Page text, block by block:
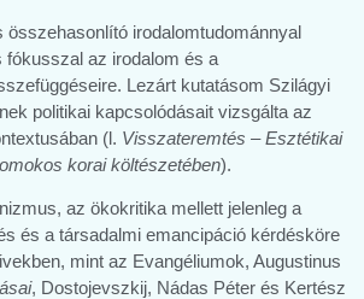
összehasonlító irodalomtudománnyal
fókusszal az irodalom és a
Lezárt kutatásom Szilágyi
politikai kapcsolódásait vizsgálta az
(l. Visszateremtés – Esztétikai
korai költészetében).
az ökokritika mellett jelenleg a
és a társadalmi emancipáció kérdésköre
mint az Evangéliumok, Augustinus
, Dostojevszkij, Nádas Péter és Kertész